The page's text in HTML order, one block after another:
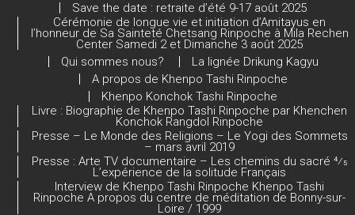
Save the date : retraite d’été 9-17 août 2025
Cérémonie de longue vie et initiation d’Amitayus en
l’honneur de Sa Sainteté Chetsang Rinpoche à Mila Rechen
Center Samedi 2 et Dimanche 3 août 2025
Qui sommes nous?
La lignée Drikung Kagyu
A propos de Khenpo Tashi Rinpoche
Khenpo Konchok Tashi Rinpoche
Livre : Biographie de Khenpo Tashi Rinpoche par Khenchen
Konchok Rangdol Rinpoche
Presse – Le Monde des Religions – Le Yogi des Sommets
– mars avril 2019
Presse : Arte TV documentaire – Les chemins du sacré 4⁄5
L’expérience de la solitude Français
Interview de Khenpo Tashi Rinpoche Khenpo Tashi
Rinpoche A propos du centre de méditation de Bonny-sur-
Loire / 1999